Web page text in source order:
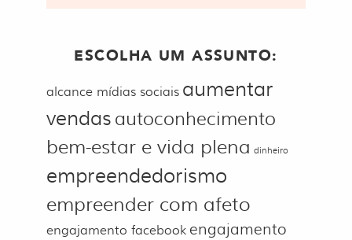
ESCOLHA UM ASSUNTO:
alcance mídias sociais aumentar
vendasautoconhecimento
bem-estar e vida plena dinheiro
empreendedorismo
empreender com afeto
engajamento facebook engajamento